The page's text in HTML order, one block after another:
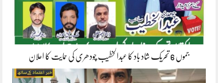
جموں 6 تحریک شاد باد کا عبدالخطیب چودھری کی حمایت کا اعلان